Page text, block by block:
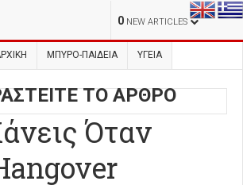
0 NEW ARTICLES
ΜΠΥΡΟ-ΠΑΙΔΕΙΑ ΥΓΕΙΑ
ΤΟ ΑΡΘΡΟ
Όταν